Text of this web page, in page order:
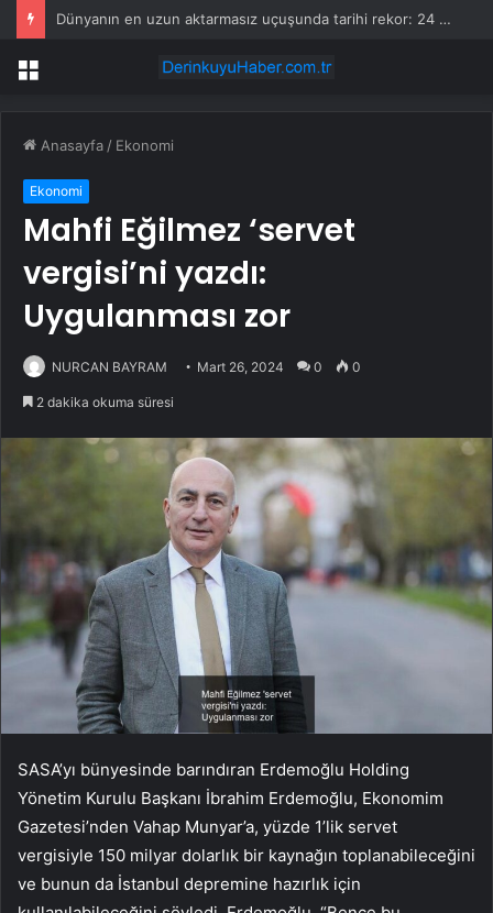
Dünyanın en uzun aktarmasız uçuşunda tarihi rekor: 24 saatten fazla havada kaldılar
Menü
Anasayfa / Ekonomi
Ekonomi
Mahfi Eğilmez ‘servet
vergisi’ni yazdı:
Uygulanması zor
NURCAN BAYRAM Mart 26, 2024 0 0
2 dakika okuma süresi
SASA’yı bünyesinde barındıran Erdemoğlu Holding
Yönetim Kurulu Başkanı İbrahim Erdemoğlu, Ekonomim
Gazetesi’nden Vahap Munyar’a, yüzde 1’lik servet
vergisiyle 150 milyar dolarlık bir kaynağın toplanabileceğini
ve bunun da İstanbul depremine hazırlık için